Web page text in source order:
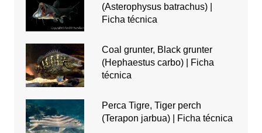
(Asterophysus batrachus) |
Ficha técnica
Coal grunter, Black grunter
(Hephaestus carbo) | Ficha
técnica
Perca Tigre, Tiger perch
(Terapon jarbua) | Ficha técnica